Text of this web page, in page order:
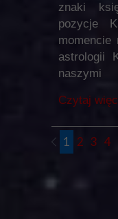
znaki
pozycje
momencie
astrologii
naszymi
Czytaj
1 2 3 4